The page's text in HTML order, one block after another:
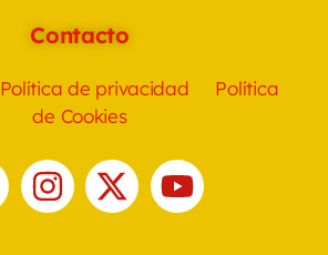
Contacto
Política de privacidad
Política
de Cookies